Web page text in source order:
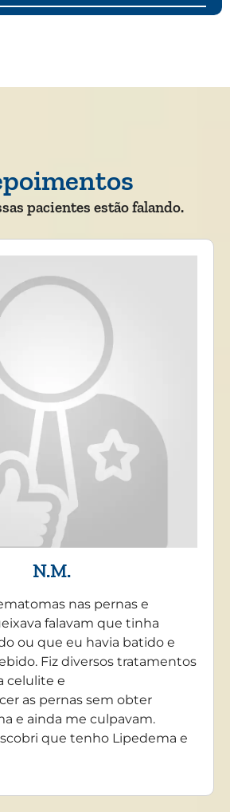
pacientes estão falando.
N.M.
nas pernas e
falavam que tinha
ou que eu havia batido e
Fiz diversos tratamentos
celulite e
as pernas sem obter
e ainda me culpavam.
que tenho Lipedema e